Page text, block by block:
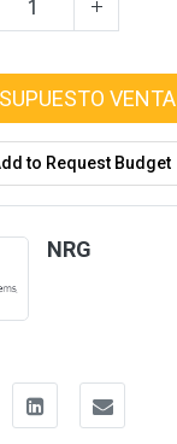
VENTA
to Request Budget
NRG